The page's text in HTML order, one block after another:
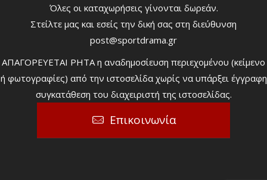
Όλες οι καταχωρήσεις γίνονται δωρεάν.
Στείλτε μας και εσείς την δική σας στη διεύθυνση
post@sportdrama.gr
ΑΠΑΓΟΡΕΥΕΤΑΙ ΡΗΤΑ η αναδημοσίευση περιεχομένου (κείμενο
ή φωτογραφίες) από την ιστοσελίδα χωρίς να υπάρξει έγγραφη
συγκατάθεση του διαχειριστή της ιστοσελίδας.
Επικοινωνία